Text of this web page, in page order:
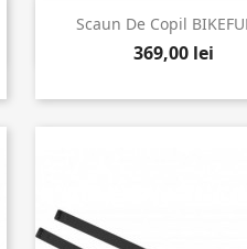
Scaun De Copil
369,00 lei
 Vizualizare